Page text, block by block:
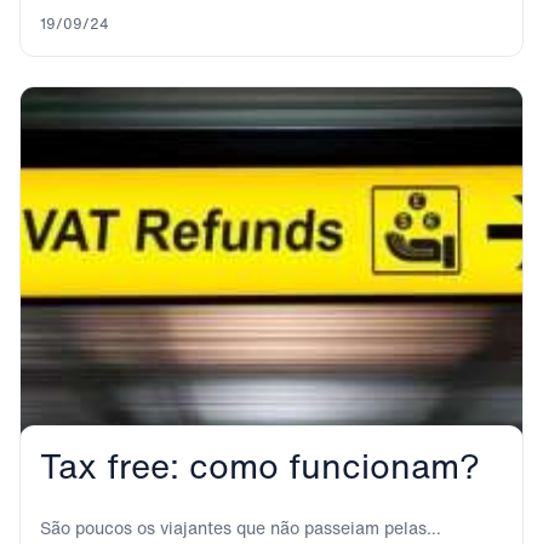
19/09/24
Tax free: como funcionam?
São poucos os viajantes que não passeiam pelas